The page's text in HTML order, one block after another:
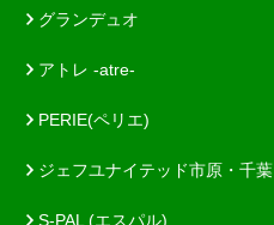
グランデュオ
アトレ -atre-
PERIE(ペリエ)
ジェフユナイテッド市原・千葉
S-PAL (エスパル)